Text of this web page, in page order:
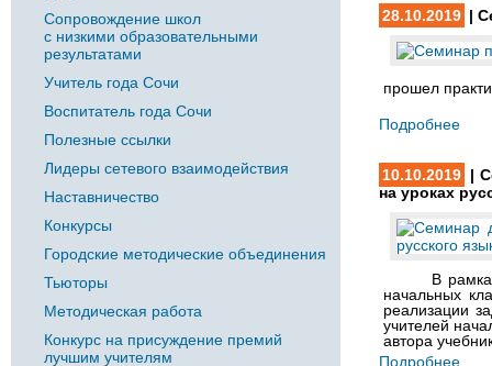
Сопровождение школ
с низкими образовательными
результатами
Учитель года Сочи
Воспитатель года Сочи
Полезные ссылки
Лидеры сетевого взаимодействия
Наставничество
Конкурсы
Городские методические объединения
Тьюторы
Методическая работа
Конкурс на присуждение премий
лучшим учителям
28.10.2019 |
прошел
Подробнее
10.10.2019 |
на уроках
В рамках
начальных
реализации
учителей
автора
Подробнее